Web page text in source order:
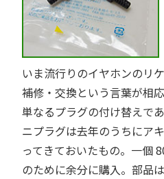
いま流行りのイヤホンのリ
補修・交換という言葉が相
単なるプラグの付け替えで
ニプラグは去年のうちにア
ってきておいたもの。一個
のために余分に購入。部品